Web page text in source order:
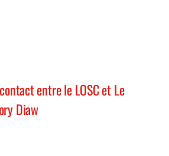
entre le LOSC et Le
Diaw